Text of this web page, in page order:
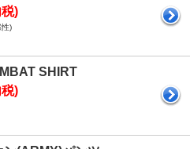
)
性)
SHIRT
)